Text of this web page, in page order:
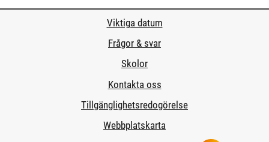
Viktiga datum
Frågor & svar
Skolor
Kontakta oss
Tillgänglighetsredogörelse
Webbplatskarta